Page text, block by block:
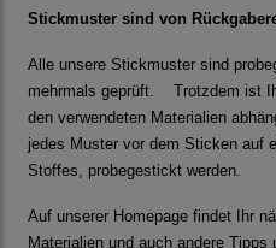
Stickmuster sind von
Alle unsere Stickmuster sind
mehrmals geprüft. Trotzdem ist
den verwendeten Materialien
jedes Muster vor dem Sticken auf
Stoffes, probegestickt werden.
Auf unserer Homepage findet Ihr
Materialien und auch andere Tipps